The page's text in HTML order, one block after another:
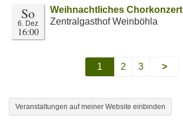
So
6. Dez
16:00
Weihnachtliches Chorkonzert
Zentralgasthof Weinböhla
1 2 3 >
Veranstaltungen auf meiner Website einbinden